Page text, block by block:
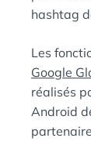
hashtag
Les
Google
réalisés
Android